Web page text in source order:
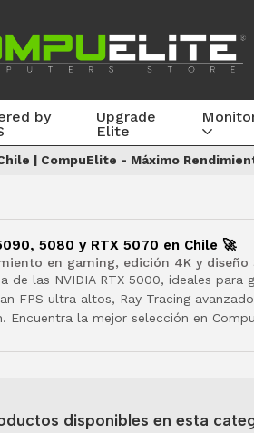
by
Upgrade
Elite
| CompuElite - Máximo
5080 y RTX 5070 en Chile 🚀
en gaming, edición 4K y diseño
de las NVIDIA RTX 5000, ideales para
FPS ultra altos, Ray Tracing
Encuentra la mejor selección en
disponibles en esta